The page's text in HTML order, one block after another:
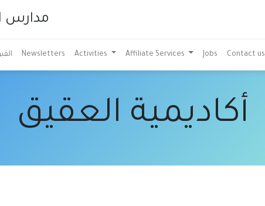
مدارس
Newsletters Activities Affiliate Services Jobs Contact us
​أكاديمية العقيق